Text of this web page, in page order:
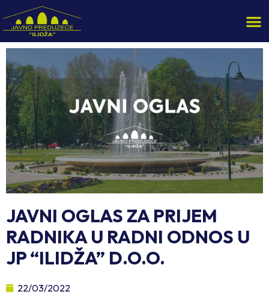
JAVNI OGLAS ZA PRIJEM
RADNIKA U RADNI ODNOS U
JP “ILIDŽA” D.O.O.
22/03/2022